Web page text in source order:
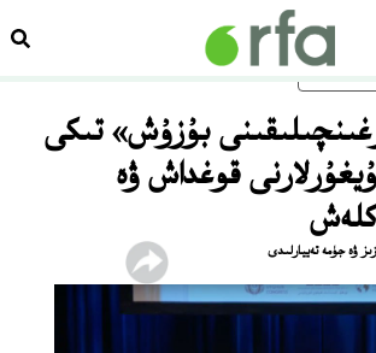
ئاتلاڭ
بۇزۇش» تىكى
قوغداش ۋە
ۋە جۈمە تەييارلىدى